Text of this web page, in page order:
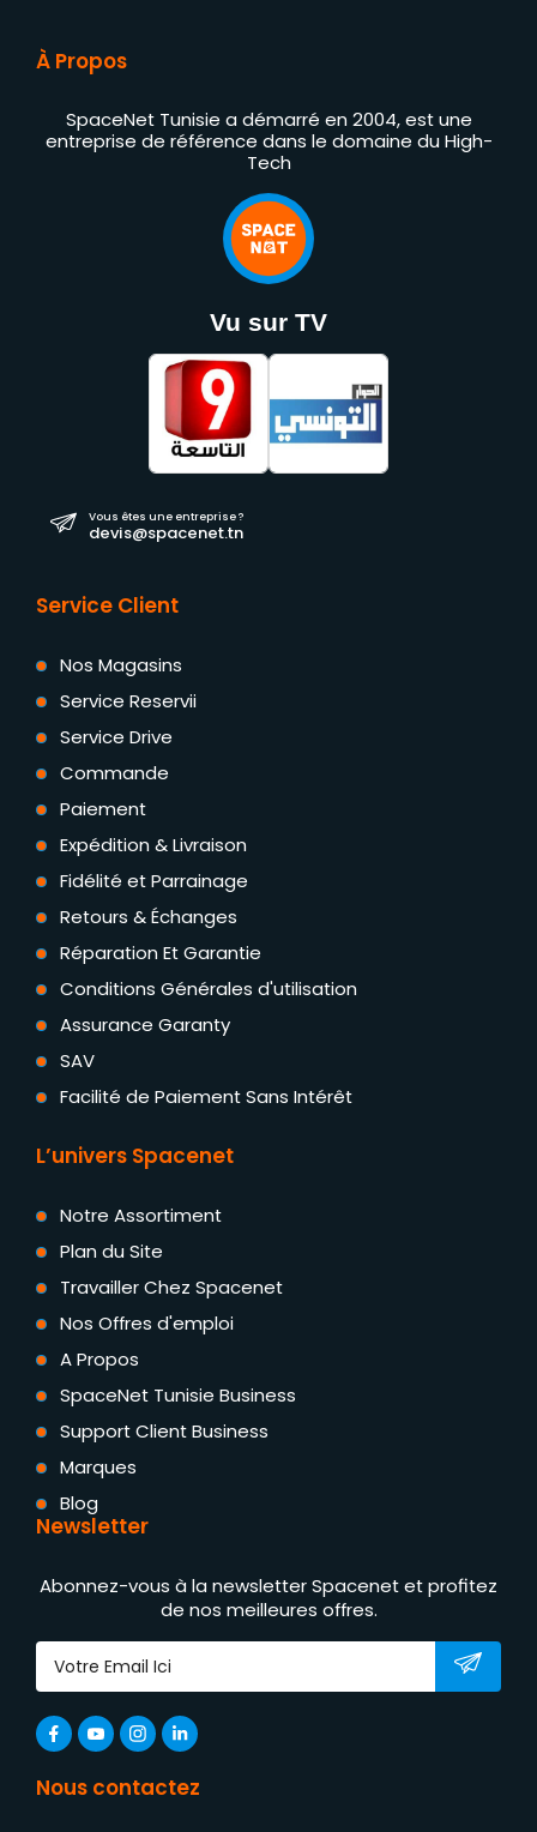
À Propos
SpaceNet Tunisie a démarré en 2004, est une
entreprise de référence dans le domaine du High-
Tech
Vu sur TV
Vous êtes une entreprise ?
devis@spacenet.tn
Service Client
Nos Magasins
Service Reservii
Service Drive
Commande
Paiement
Expédition & Livraison
Fidélité et Parrainage
Retours & Échanges
Réparation Et Garantie
Conditions Générales d'utilisation
Assurance Garanty
SAV
Facilité de Paiement Sans Intérêt
L’univers Spacenet
Notre Assortiment
Plan du Site
Travailler Chez Spacenet
Nos Offres d'emploi
A Propos
SpaceNet Tunisie Business
Support Client Business
Marques
Blog
Newsletter
Abonnez-vous à la newsletter Spacenet et profitez
de nos meilleures offres.
Nous contactez